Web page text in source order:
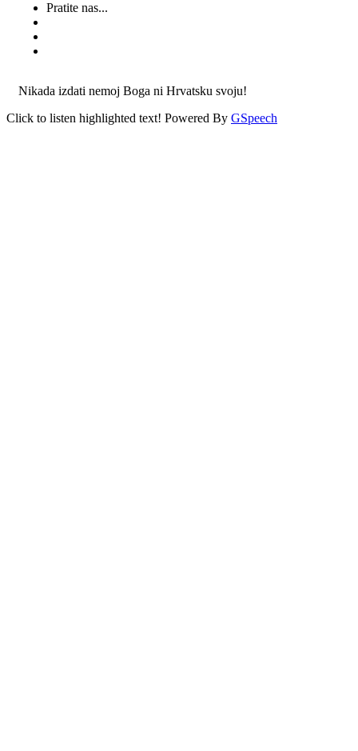
Pratite nas...
Nikada izdati nemoj Boga ni Hrvatsku svoju!
Click to listen highlighted text! Powered By GSpeech